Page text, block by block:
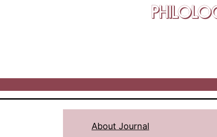
About Journal